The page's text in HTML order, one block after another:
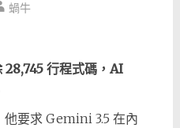
蝸牛
行程式碼，AI
要求 Gemini 3.5 在內